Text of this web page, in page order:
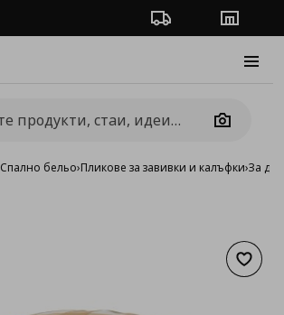
Проследяване на
Camera
Спално бельо›Пликове за завивки и калъфки›За